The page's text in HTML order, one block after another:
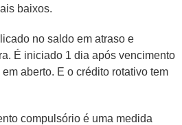
baixos.
no saldo em atraso e
É iniciado 1 dia após vencimento
aberto. E o crédito rotativo tem
compulsório é uma medida